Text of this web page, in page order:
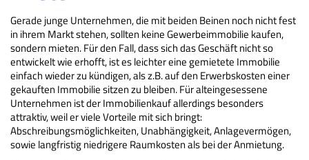
Gerade junge Unternehmen, die mit beiden Beinen noch nicht fest
in ihrem Markt stehen, sollten keine Gewerbeimmobilie kaufen,
sondern mieten. Für den Fall, dass sich das Geschäft nicht so
entwickelt wie erhofft, ist es leichter eine gemietete Immobilie
einfach wieder zu kündigen, als z.B. auf den Erwerbskosten einer
gekauften Immobilie sitzen zu bleiben. Für alteingesessene
Unternehmen ist der Immobilienkauf allerdings besonders
attraktiv, weil er viele Vorteile mit sich bringt:
Abschreibungsmöglichkeiten, Unabhängigkeit, Anlagevermögen,
sowie langfristig niedrigere Raumkosten als bei der Anmietung.